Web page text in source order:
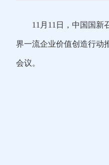
11月 11日，中国国新
界一流企业价值创造行动
会议。